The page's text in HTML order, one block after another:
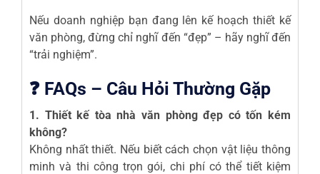
Nếu doanh nghiệp bạn đang lên kế hoạch thiết kế
văn phòng, đừng chỉ nghĩ đến “đẹp” – hãy nghĩ đến
“trải nghiệm”.
❓ FAQs – Câu Hỏi Thường Gặp
1. Thiết kế tòa nhà văn phòng đẹp có tốn kém
không?
Không nhất thiết. Nếu biết cách chọn vật liệu thông
minh và thi công trọn gói, chi phí có thể tiết kiệm